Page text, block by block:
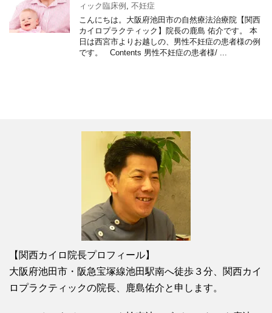
ィック臨床例 不妊症
こんにちは。大阪府池田市の自然療法治療院【関西
カイロプラクティック】院長の鹿島 佑介です。 本
日は西宮市よりお越しの、男性不妊症の患者様の例
です。 Contents 男性不妊症の患者様/ ...
【関西カイロ院長プロフィール】
大阪府池田市・阪急宝塚線池田駅南へ徒歩３分、関西カイ
ロプラクティックの院長、鹿島佑介と申します。